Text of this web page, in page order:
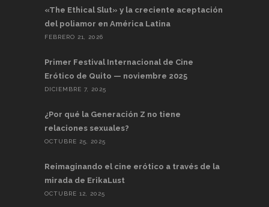
«The Ethical Slut» y la creciente aceptación
del poliamor en América Latina
FEBRERO 21, 2026
Primer Festival Internacional de Cine
Erótico de Quito — noviembre 2025
DICIEMBRE 7, 2025
¿Por qué la Generación Z no tiene
relaciones sexuales?
OCTUBRE 25, 2025
Reimaginando el cine erótico a través de la
mirada de ErikaLust
OCTUBRE 12, 2025